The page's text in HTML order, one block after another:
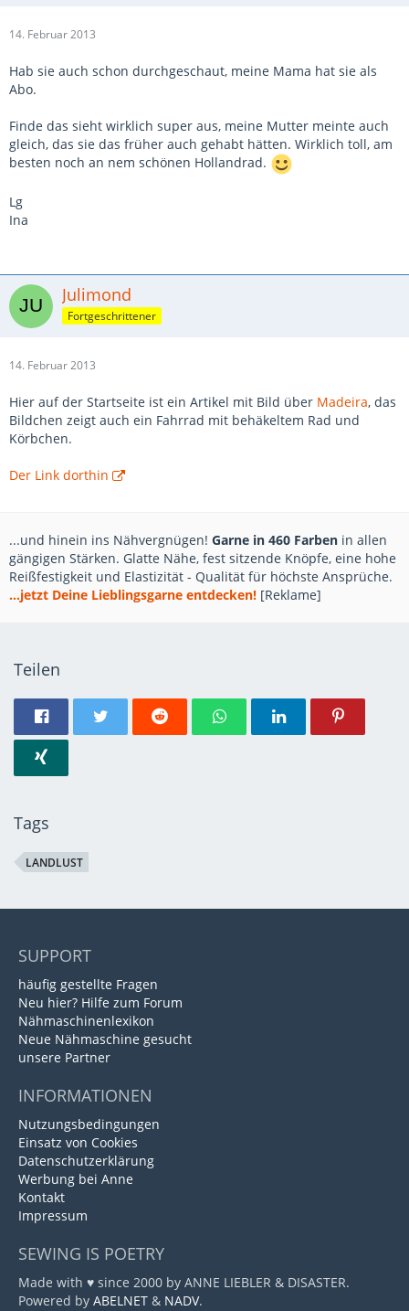
14. Februar 2013
Hab sie auch schon durchgeschaut, meine Mama hat sie als
Abo.
Finde das sieht wirklich super aus, meine Mutter meinte auch
gleich, das sie das früher auch gehabt hätten. Wirklich toll, am
besten noch an nem schönen Hollandrad.
Lg
Ina
Julimond
Fortgeschrittener
14. Februar 2013
Hier auf der Startseite ist ein Artikel mit Bild über Madeira, das
Bildchen zeigt auch ein Fahrrad mit behäkeltem Rad und
Körbchen.
Der Link dorthin
...und hinein ins Nähvergnügen! Garne in 460 Farben in allen
gängigen Stärken. Glatte Nähe, fest sitzende Knöpfe, eine hohe
Reißfestigkeit und Elastizität - Qualität für höchste Ansprüche.
...jetzt Deine Lieblingsgarne entdecken! [Reklame]
Teilen
Tags
LANDLUST
SUPPORT
häufig gestellte Fragen
Neu hier? Hilfe zum Forum
Nähmaschinenlexikon
Neue Nähmaschine gesucht
unsere Partner
INFORMATIONEN
Nutzungsbedingungen
Einsatz von Cookies
Datenschutzerklärung
Werbung bei Anne
Kontakt
Impressum
SEWING IS POETRY
Made with ♥ since 2000 by ANNE LIEBLER & DISASTER.
Powered by ABELNET & NADV.